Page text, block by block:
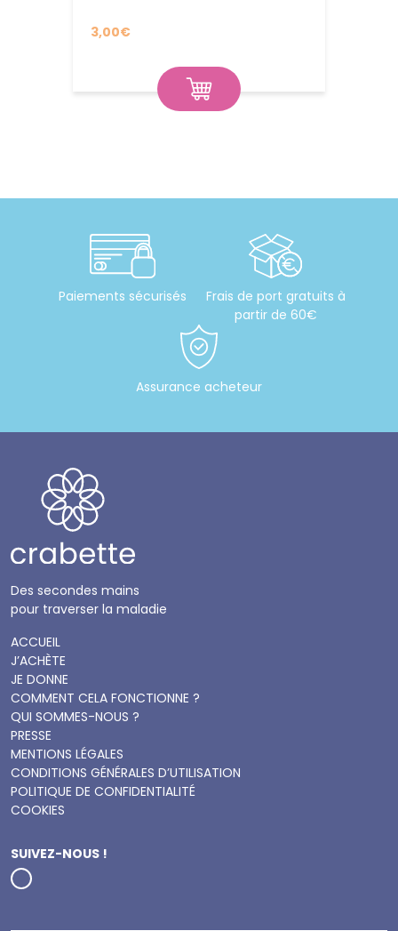
3,00€
Paiements sécurisés
Frais de port gratuits à
partir de 60€
Assurance acheteur
Des secondes mains
pour traverser la maladie
ACCUEIL
J’ACHÈTE
JE DONNE
COMMENT CELA FONCTIONNE ?
QUI SOMMES-NOUS ?
PRESSE
MENTIONS LÉGALES
CONDITIONS GÉNÉRALES D’UTILISATION
POLITIQUE DE CONFIDENTIALITÉ
COOKIES
SUIVEZ-NOUS !
Instagram